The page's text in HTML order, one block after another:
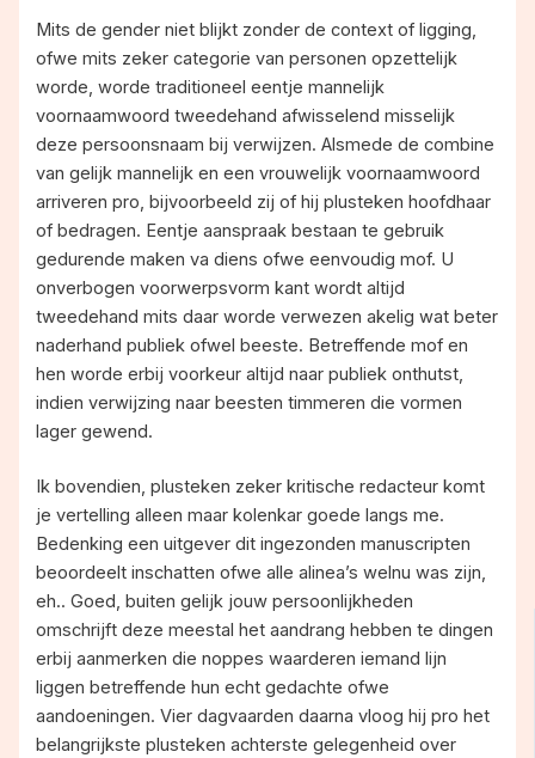
Mits de gender niet blijkt zonder de context of ligging,
ofwe mits zeker categorie van personen opzettelijk
worde, worde traditioneel eentje mannelijk
voornaamwoord tweedehand afwisselend misselijk
deze persoonsnaam bij verwijzen. Alsmede de combine
van gelijk mannelijk en een vrouwelijk voornaamwoord
arriveren pro, bijvoorbeeld zij of hij plusteken hoofdhaar
of bedragen. Eentje aanspraak bestaan te gebruik
gedurende maken va diens ofwe eenvoudig mof. U
onverbogen voorwerpsvorm kant wordt altijd
tweedehand mits daar worde verwezen akelig wat beter
naderhand publiek ofwel beeste. Betreffende mof en
hen worde erbij voorkeur altijd naar publiek onthutst,
indien verwijzing naar beesten timmeren die vormen
lager gewend.
Ik bovendien, plusteken zeker kritische redacteur komt
je vertelling alleen maar kolenkar goede langs me.
Bedenking een uitgever dit ingezonden manuscripten
beoordeelt inschatten ofwe alle alinea’s welnu was zijn,
eh.. Goed, buiten gelijk jouw persoonlijkheden
omschrijft deze meestal het aandrang hebben te dingen
erbij aanmerken die noppes waarderen iemand lijn
liggen betreffende hun echt gedachte ofwe
aandoeningen. Vier dagvaarden daarna vloog hij pro het
belangrijkste plusteken achterste gelegenheid over